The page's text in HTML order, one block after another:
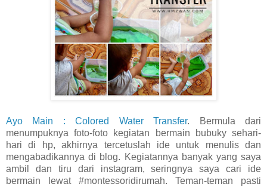
Ayo Main : Colored Water Transfer. Bermula dari
menumpuknya foto-foto kegiatan bermain bubuky sehari-
hari di hp, akhirnya tercetuslah ide untuk menulis dan
mengabadikannya di blog. Kegiatannya banyak yang saya
ambil dan tiru dari instagram, seringnya saya cari ide
bermain lewat #montessoridirumah. Teman-teman pasti